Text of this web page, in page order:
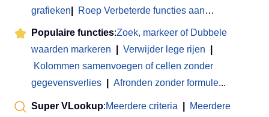
grafieken
Roep Verbeterde functies aan…
Populaire functies:Zoek, markeer of Dubbele
waarden markeren
Verwijder lege rijen
Kolommen samenvoegen of cellen zonder
gegevensverlies
Afronden zonder formule...
Super VLookup:Meerdere criteria
Meerdere